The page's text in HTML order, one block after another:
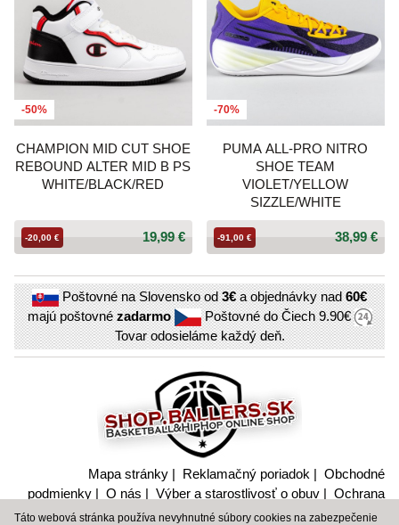
-50%
CHAMPION MID CUT SHOE
REBOUND ALTER MID B PS
WHITE/BLACK/RED
19,99 €
-20,00 €
-70%
PUMA ALL-PRO NITRO
SHOE TEAM
VIOLET/YELLOW
SIZZLE/WHITE
38,99 €
-91,00 €
Poštovné na Slovensko od3€a objednávky nad60€
majú poštovnézadarmo Poštovné do Čiech9.90€
Tovar odosieláme každý deň.
Mapa stránky | Reklamačný poriadok | Obchodné
podmienky | O nás | Výber a starostlivosť o obuv | Ochrana
súkromia a nakladanie s citlivými údajmi
Táto webová stránka používa nevyhnutné súbory cookies na zabezpečenie